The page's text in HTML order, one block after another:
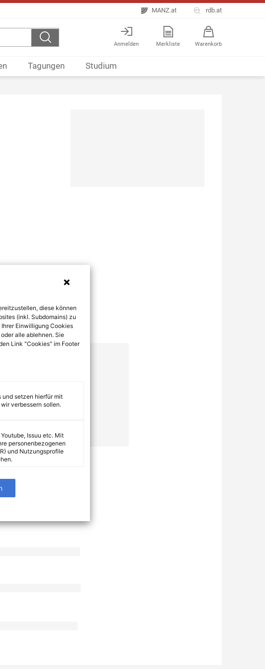
MANZ.at rdb.at
Anmelden Merkliste Warenkorb
Tagungen Studium
diese können
(inkl. Subdomains) zu
Einwilligung Cookies
alle ablehnen. Sie
Link "Cookies" im Footer
und setzen hierfür mit
verbessern sollen.
Issuu etc. Mit
personenbezogenen
und Nutzungsprofile